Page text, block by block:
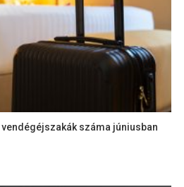
vendégéjszakák száma júniusban